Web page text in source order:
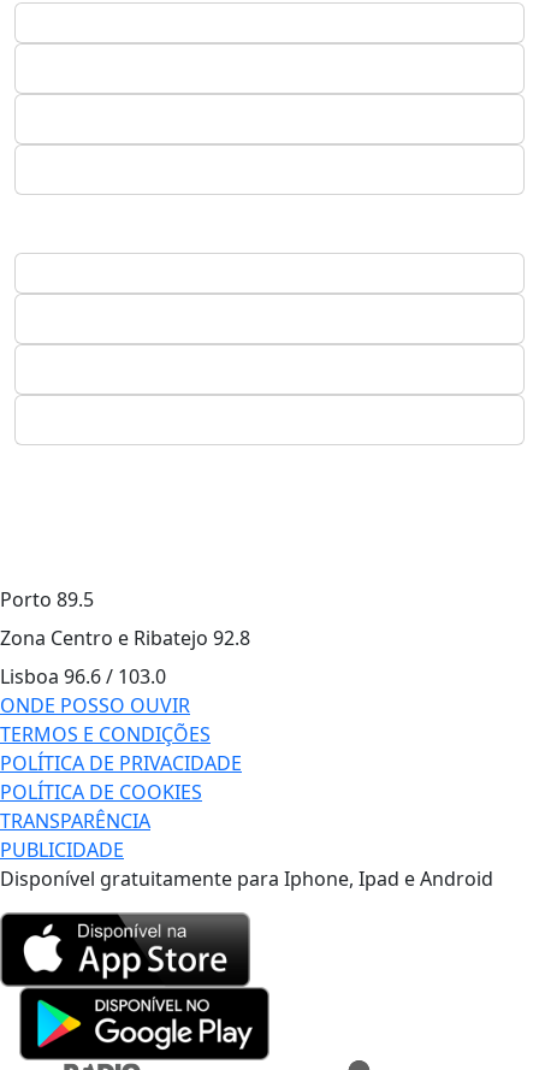
Porto 89.5
Zona Centro e Ribatejo 92.8
Lisboa 96.6 / 103.0
ONDE POSSO OUVIR
TERMOS E CONDIÇÕES
POLÍTICA DE PRIVACIDADE
POLÍTICA DE COOKIES
TRANSPARÊNCIA
PUBLICIDADE
Disponível gratuitamente para Iphone, Ipad e Android